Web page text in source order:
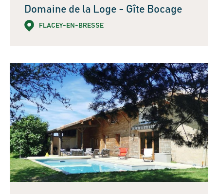
Domaine de la Loge - Gîte Bocage
FLACEY-EN-BRESSE